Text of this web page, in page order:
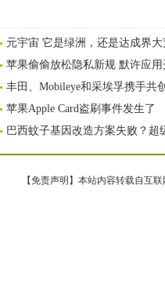
元宇宙 它是绿洲，还是达成界大
苹果偷偷放松隐私新规 默许应
丰田、Mobileye和采埃孚携手共
苹果Apple Card盗刷事件发生了
巴西蚊子基因改造方案失败？超
【免责声明】本站内容转载自互